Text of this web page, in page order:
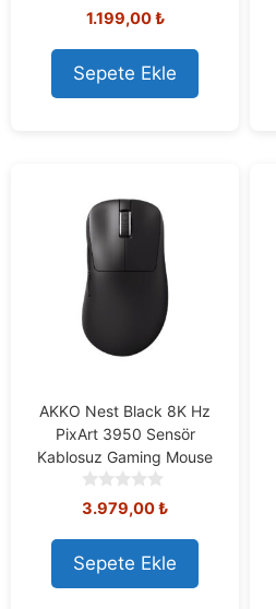
0
o
u
t
o
f
1.199,00₺
Sepete Ekle
AKKO Nest Black 8K Hz
PixArt 3950 Sensör
Kablosuz Gaming Mouse
0
o
u
t
o
f
3.979,00₺
Sepete Ekle